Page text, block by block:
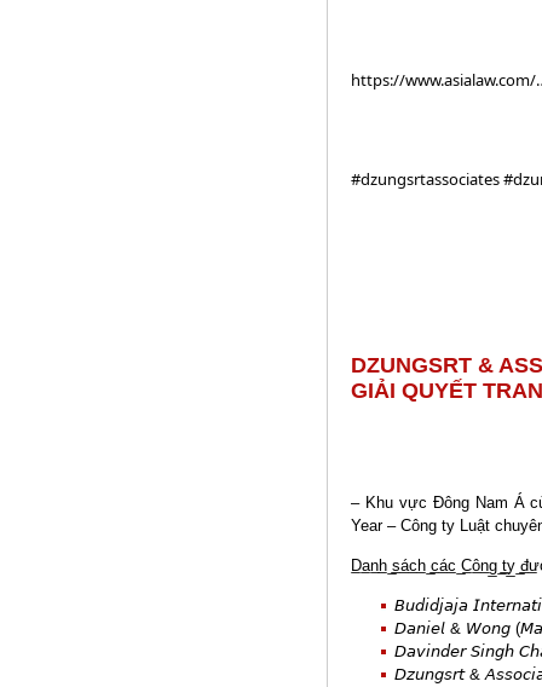
https://
#dzungsrtassociates
DZUNGSRT &
GIẢI QUYẾT
– Khu vực Đông Nam Á
Year – Công ty Luật
D̲a̲n̲h̲ ̲s̲á̲c̲h̲ ̲c̲á̲c̲ ̲C̲ô̲n̲g̲ ̲t̲y̲
𝘉𝘶𝘥𝘪𝘥𝘫𝘢𝘫𝘢
𝘋𝘢𝘯𝘪𝘦𝘭 & 𝘞𝘰𝘯𝘨
𝘋𝘢𝘷𝘪𝘯𝘥𝘦𝘳 𝘚𝘪𝘯𝘨𝘩
𝘋𝘻𝘶𝘯𝘨𝘴𝘳𝘵 &